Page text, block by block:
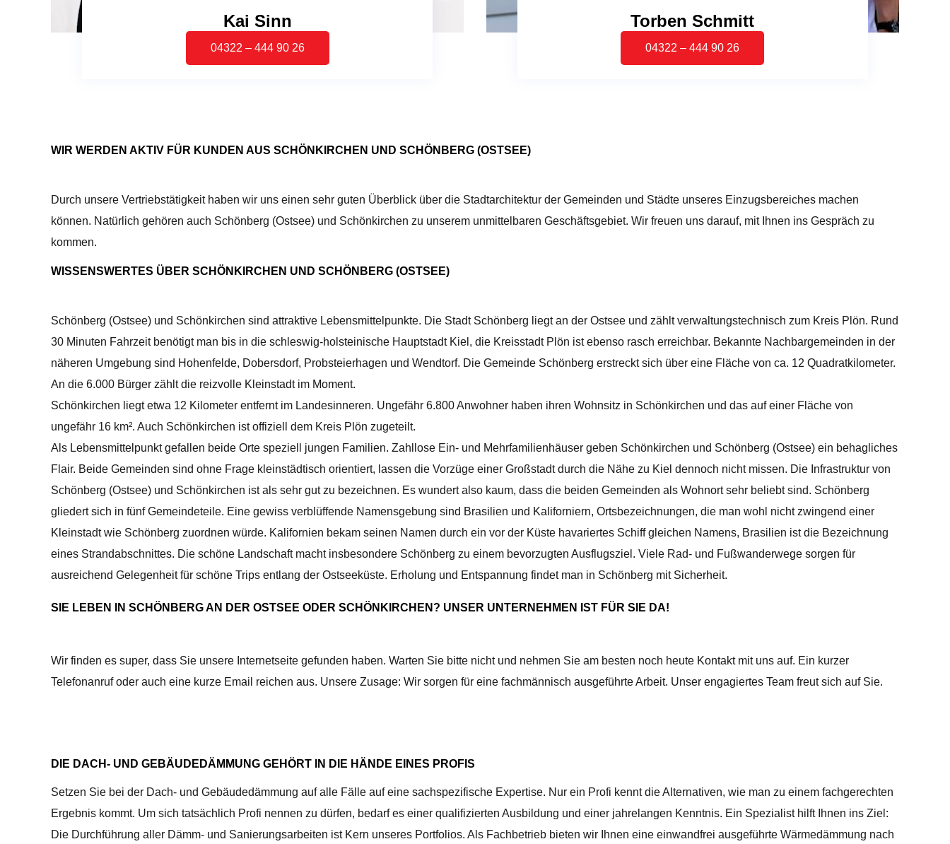
Kai Sinn
04322 – 444 90 26
Torben Schmitt
04322 – 444 90 26
WIR WERDEN AKTIV FÜR KUNDEN AUS SCHÖNKIRCHEN UND SCHÖNBERG (OSTSEE)
Durch unsere Vertriebstätigkeit haben wir uns einen sehr guten Überblick über die Stadtarchitektur der Gemeinden und Städte unseres Einzugsbereiches machen
können. Natürlich gehören auch Schönberg (Ostsee) und Schönkirchen zu unserem unmittelbaren Geschäftsgebiet. Wir freuen uns darauf, mit Ihnen ins Gespräch zu
kommen.
WISSENSWERTES ÜBER SCHÖNKIRCHEN UND SCHÖNBERG (OSTSEE)
Schönberg (Ostsee) und Schönkirchen sind attraktive Lebensmittelpunkte. Die Stadt Schönberg liegt an der Ostsee und zählt verwaltungstechnisch zum Kreis Plön. Rund
30 Minuten Fahrzeit benötigt man bis in die schleswig-holsteinische Hauptstadt Kiel, die Kreisstadt Plön ist ebenso rasch erreichbar. Bekannte Nachbargemeinden in der
näheren Umgebung sind Hohenfelde, Dobersdorf, Probsteierhagen und Wendtorf. Die Gemeinde Schönberg erstreckt sich über eine Fläche von ca. 12 Quadratkilometer.
An die 6.000 Bürger zählt die reizvolle Kleinstadt im Moment.
Schönkirchen liegt etwa 12 Kilometer entfernt im Landesinneren. Ungefähr 6.800 Anwohner haben ihren Wohnsitz in Schönkirchen und das auf einer Fläche von
ungefähr 16 km². Auch Schönkirchen ist offiziell dem Kreis Plön zugeteilt.
Als Lebensmittelpunkt gefallen beide Orte speziell jungen Familien. Zahllose Ein- und Mehrfamilienhäuser geben Schönkirchen und Schönberg (Ostsee) ein behagliches
Flair. Beide Gemeinden sind ohne Frage kleinstädtisch orientiert, lassen die Vorzüge einer Großstadt durch die Nähe zu Kiel dennoch nicht missen. Die Infrastruktur von
Schönberg (Ostsee) und Schönkirchen ist als sehr gut zu bezeichnen. Es wundert also kaum, dass die beiden Gemeinden als Wohnort sehr beliebt sind. Schönberg
gliedert sich in fünf Gemeindeteile. Eine gewiss verblüffende Namensgebung sind Brasilien und Kaliforniern, Ortsbezeichnungen, die man wohl nicht zwingend einer
Kleinstadt wie Schönberg zuordnen würde. Kalifornien bekam seinen Namen durch ein vor der Küste havariertes Schiff gleichen Namens, Brasilien ist die Bezeichnung
eines Strandabschnittes. Die schöne Landschaft macht insbesondere Schönberg zu einem bevorzugten Ausflugsziel. Viele Rad- und Fußwanderwege sorgen für
ausreichend Gelegenheit für schöne Trips entlang der Ostseeküste. Erholung und Entspannung findet man in Schönberg mit Sicherheit.
SIE LEBEN IN SCHÖNBERG AN DER OSTSEE ODER SCHÖNKIRCHEN? UNSER UNTERNEHMEN IST FÜR SIE DA!
Wir finden es super, dass Sie unsere Internetseite gefunden haben. Warten Sie bitte nicht und nehmen Sie am besten noch heute Kontakt mit uns auf. Ein kurzer
Telefonanruf oder auch eine kurze Email reichen aus. Unsere Zusage: Wir sorgen für eine fachmännisch ausgeführte Arbeit. Unser engagiertes Team freut sich auf Sie.
DIE DACH- UND GEBÄUDEDÄMMUNG GEHÖRT IN DIE HÄNDE EINES PROFIS
Setzen Sie bei der Dach- und Gebäudedämmung auf alle Fälle auf eine sachspezifische Expertise. Nur ein Profi kennt die Alternativen, wie man zu einem fachgerechten
Ergebnis kommt. Um sich tatsächlich Profi nennen zu dürfen, bedarf es einer qualifizierten Ausbildung und einer jahrelangen Kenntnis. Ein Spezialist hilft Ihnen ins Ziel:
Die Durchführung aller Dämm- und Sanierungsarbeiten ist Kern unseres Portfolios. Als Fachbetrieb bieten wir Ihnen eine einwandfrei ausgeführte Wärmedämmung nach